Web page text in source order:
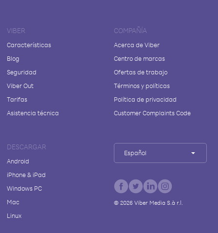
VIBER
Características
Blog
Seguridad
Viber Out
Tarifas
Asistencia técnica
COMPAÑÍA
Acerca de Viber
Centro de marcas
Ofertas de trabajo
Términos y políticas
Política de privacidad
Customer Complaints Code
DESCARGAR
Android
iPhone & iPad
Windows PC
Mac
Linux
Español
© 2026Viber Media S.à r.l.